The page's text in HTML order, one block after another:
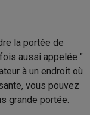
la portée de
aussi appelée "
à un endroit où
vous pouvez
grande portée.